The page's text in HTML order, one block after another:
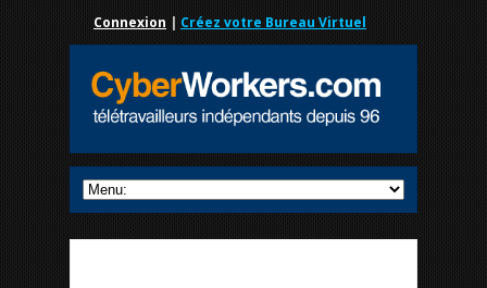
Connexion | Créez votre Bureau Virtuel